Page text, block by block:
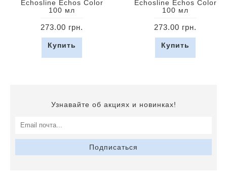
Echosline Echos Color
100 мл
273.00 грн.
Купить
Echosline Echos Color
100 мл
273.00 грн.
Купить
Узнавайте об акциях и новинках!
Подписаться